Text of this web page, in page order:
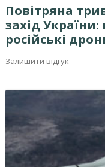
Повітряна
захід
російські
Залишити відгук